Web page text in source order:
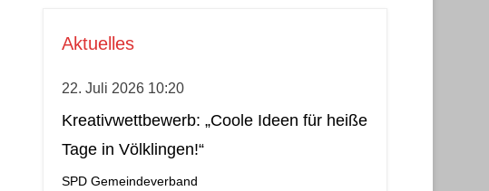
Aktuelles
22. Juli 2026 10:20
Kreativwettbewerb: „Coole Ideen für heiße
Tage in Völklingen!“
SPD Gemeindeverband